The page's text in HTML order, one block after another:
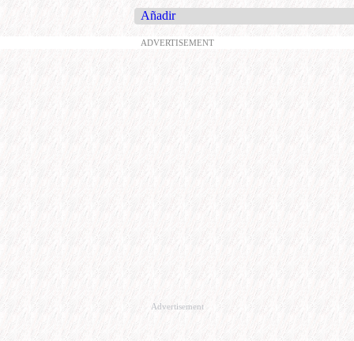
Añadir
ADVERTISEMENT
Advertisement